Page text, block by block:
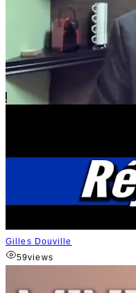
Gilles Douville
59views